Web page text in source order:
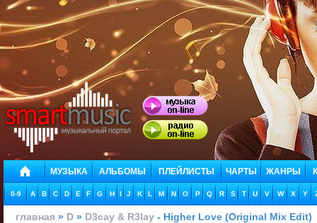
МУЗЫКА АЛЬБОМЫ ПЛЕЙЛИСТЫ ЧАРТЫ ЖАНРЫ
0-9 A B C D E F G H I J K L M N O P Q R S T U V W X Y
главная » D » D3cay & R3lay - Higher Love (Original Mix Edit)